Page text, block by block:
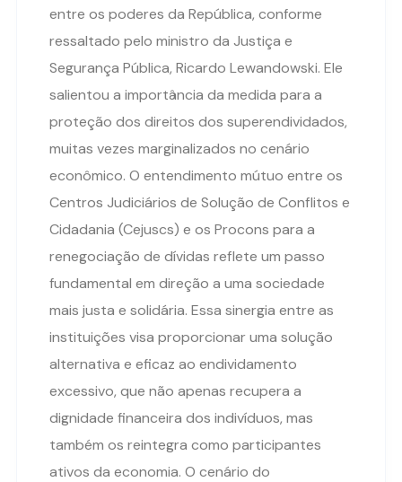
entre os poderes da República, conforme
ressaltado pelo ministro da Justiça e
Segurança Pública, Ricardo Lewandowski. Ele
salientou a importância da medida para a
proteção dos direitos dos superendividados,
muitas vezes marginalizados no cenário
econômico. O entendimento mútuo entre os
Centros Judiciários de Solução de Conflitos e
Cidadania (Cejuscs) e os Procons para a
renegociação de dívidas reflete um passo
fundamental em direção a uma sociedade
mais justa e solidária. Essa sinergia entre as
instituições visa proporcionar uma solução
alternativa e eficaz ao endividamento
excessivo, que não apenas recupera a
dignidade financeira dos indivíduos, mas
também os reintegra como participantes
ativos da economia. O cenário do